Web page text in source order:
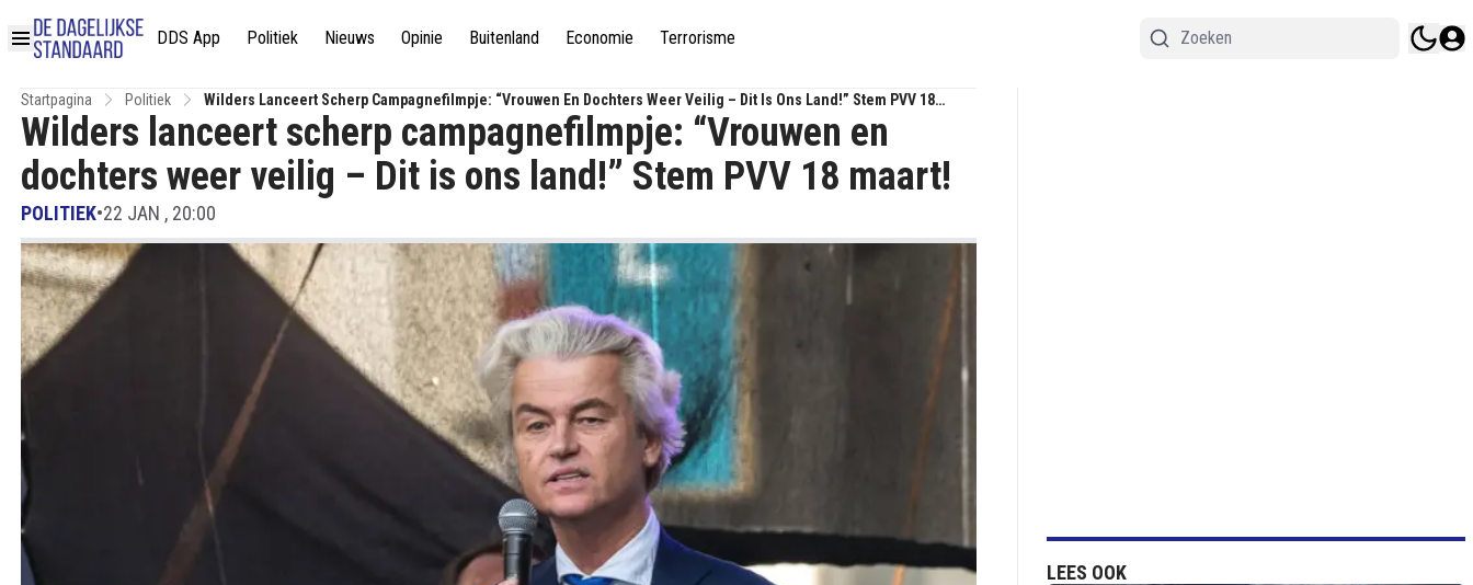
DDS App Politiek Nieuws Opinie Buitenland Economie Terrorisme
Startpagina Politiek
Wilders Lanceert Scherp Campagnefilmpje: “Vrouwen En Dochters Weer Veilig – Dit Is Ons Land!” Stem PVV 18
Maart!
Wilders lanceert scherp campagnefilmpje: “Vrouwen en
dochters weer veilig – Dit is ons land!” Stem PVV 18 maart!
POLITIEK•22 JAN , 20:00
LEES OOK